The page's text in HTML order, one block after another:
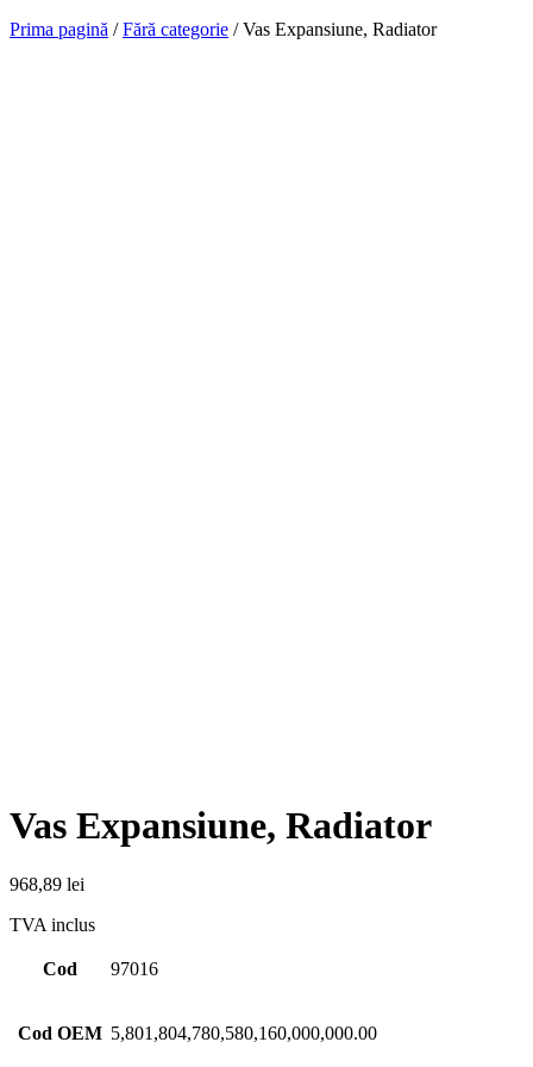
Prima pagină /Fără categorie / Vas Expansiune, Radiator
Vas Expansiune, Radiator
968,89 lei
TVA inclus
Cod 97016
Cod OEM 5,801,804,780,580,160,000,000.00